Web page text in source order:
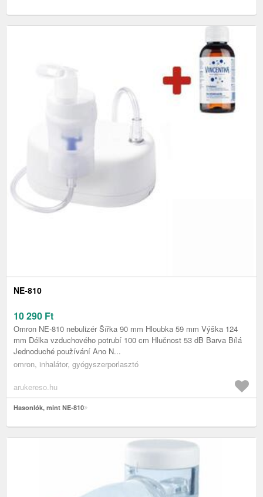
NE-810
10 290 Ft
Omron NE-810 nebulizér Šířka 90 mm Hloubka 59 mm Výška 124
mm Délka vzduchového potrubí 100 cm Hlučnost 53 dB Barva Bílá
Jednoduché používání Ano N...
omron, inhalátor, gyógyszerporlasztó
arukereso.hu
Hasonlók, mint NE-810